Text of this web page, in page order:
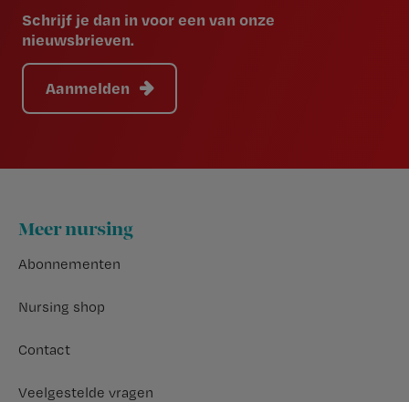
Schrijf je dan in voor een van onze
nieuwsbrieven.
Aanmelden
Footer
Meer nursing
Abonnementen
Nursing shop
Contact
Veelgestelde vragen